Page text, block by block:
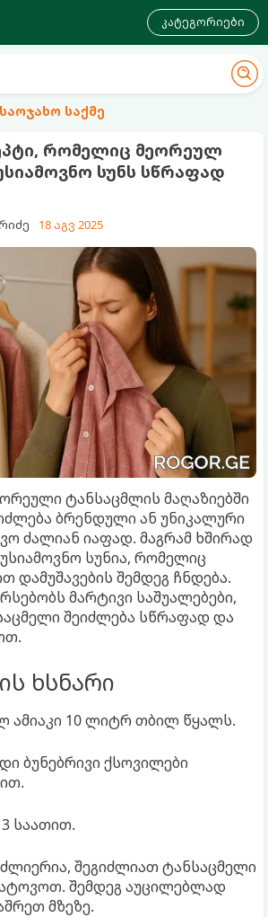
კატეგორიები
საოჯახო საქმე
რომელიც მეორეულ
სუნს სწრაფად
18 აგვ 2025
ტანსაცმლის მაღაზიებში
ბრენდული ან უნიკალური
ძალიან იაფად. მაგრამ ხშირად
სუნია, რომელიც
შემდეგ ჩნდება.
მარტივი საშუალებები,
შეიძლება სწრაფად და
ხსნარი
ამიაკი 10 ლიტრ თბილ წყალს.
ბუნებრივი ქსოვილები
საათით.
შეგიძლიათ ტანსაცმელი
შემდეგ აუცილებლად
მზეზე.